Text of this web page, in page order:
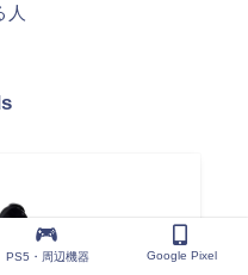
人
PS5・周辺機器 Google Pixel